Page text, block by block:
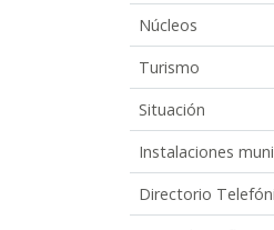
Núcleos
Turismo
Situación
Instalaciones
Directorio